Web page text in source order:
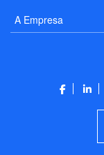
A Empresa